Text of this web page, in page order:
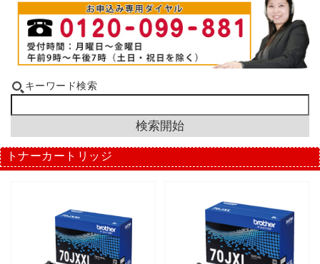
キーワード検索
トナーカートリッジ